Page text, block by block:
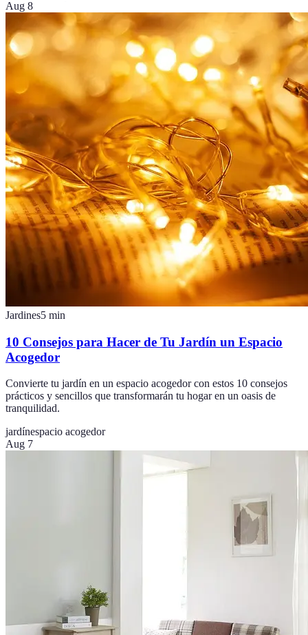
Aug 8
Jardines5 min
10 Consejos para Hacer de Tu Jardín un Espacio
Acogedor
Convierte tu jardín en un espacio acogedor con estos 10 consejos
prácticos y sencillos que transformarán tu hogar en un oasis de
tranquilidad.
jardínespacio acogedor
Aug 7